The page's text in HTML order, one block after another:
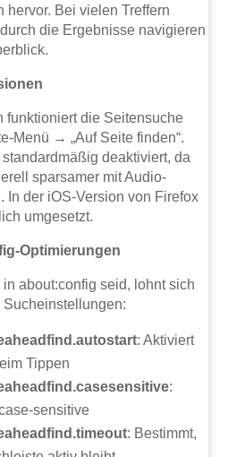
hervor. Bei vielen Treffern
die Ergebnisse navigieren
funktioniert die Seitensuche
Menü → „Auf Seite finden“.
deaktiviert, da
sparsamer mit Audio-
In der iOS-Version von Firefox
umgesetzt.
Optimierungen
about:config seid, lohnt sich
: Aktiviert
Tippen
:
sensitive
: Bestimmt,